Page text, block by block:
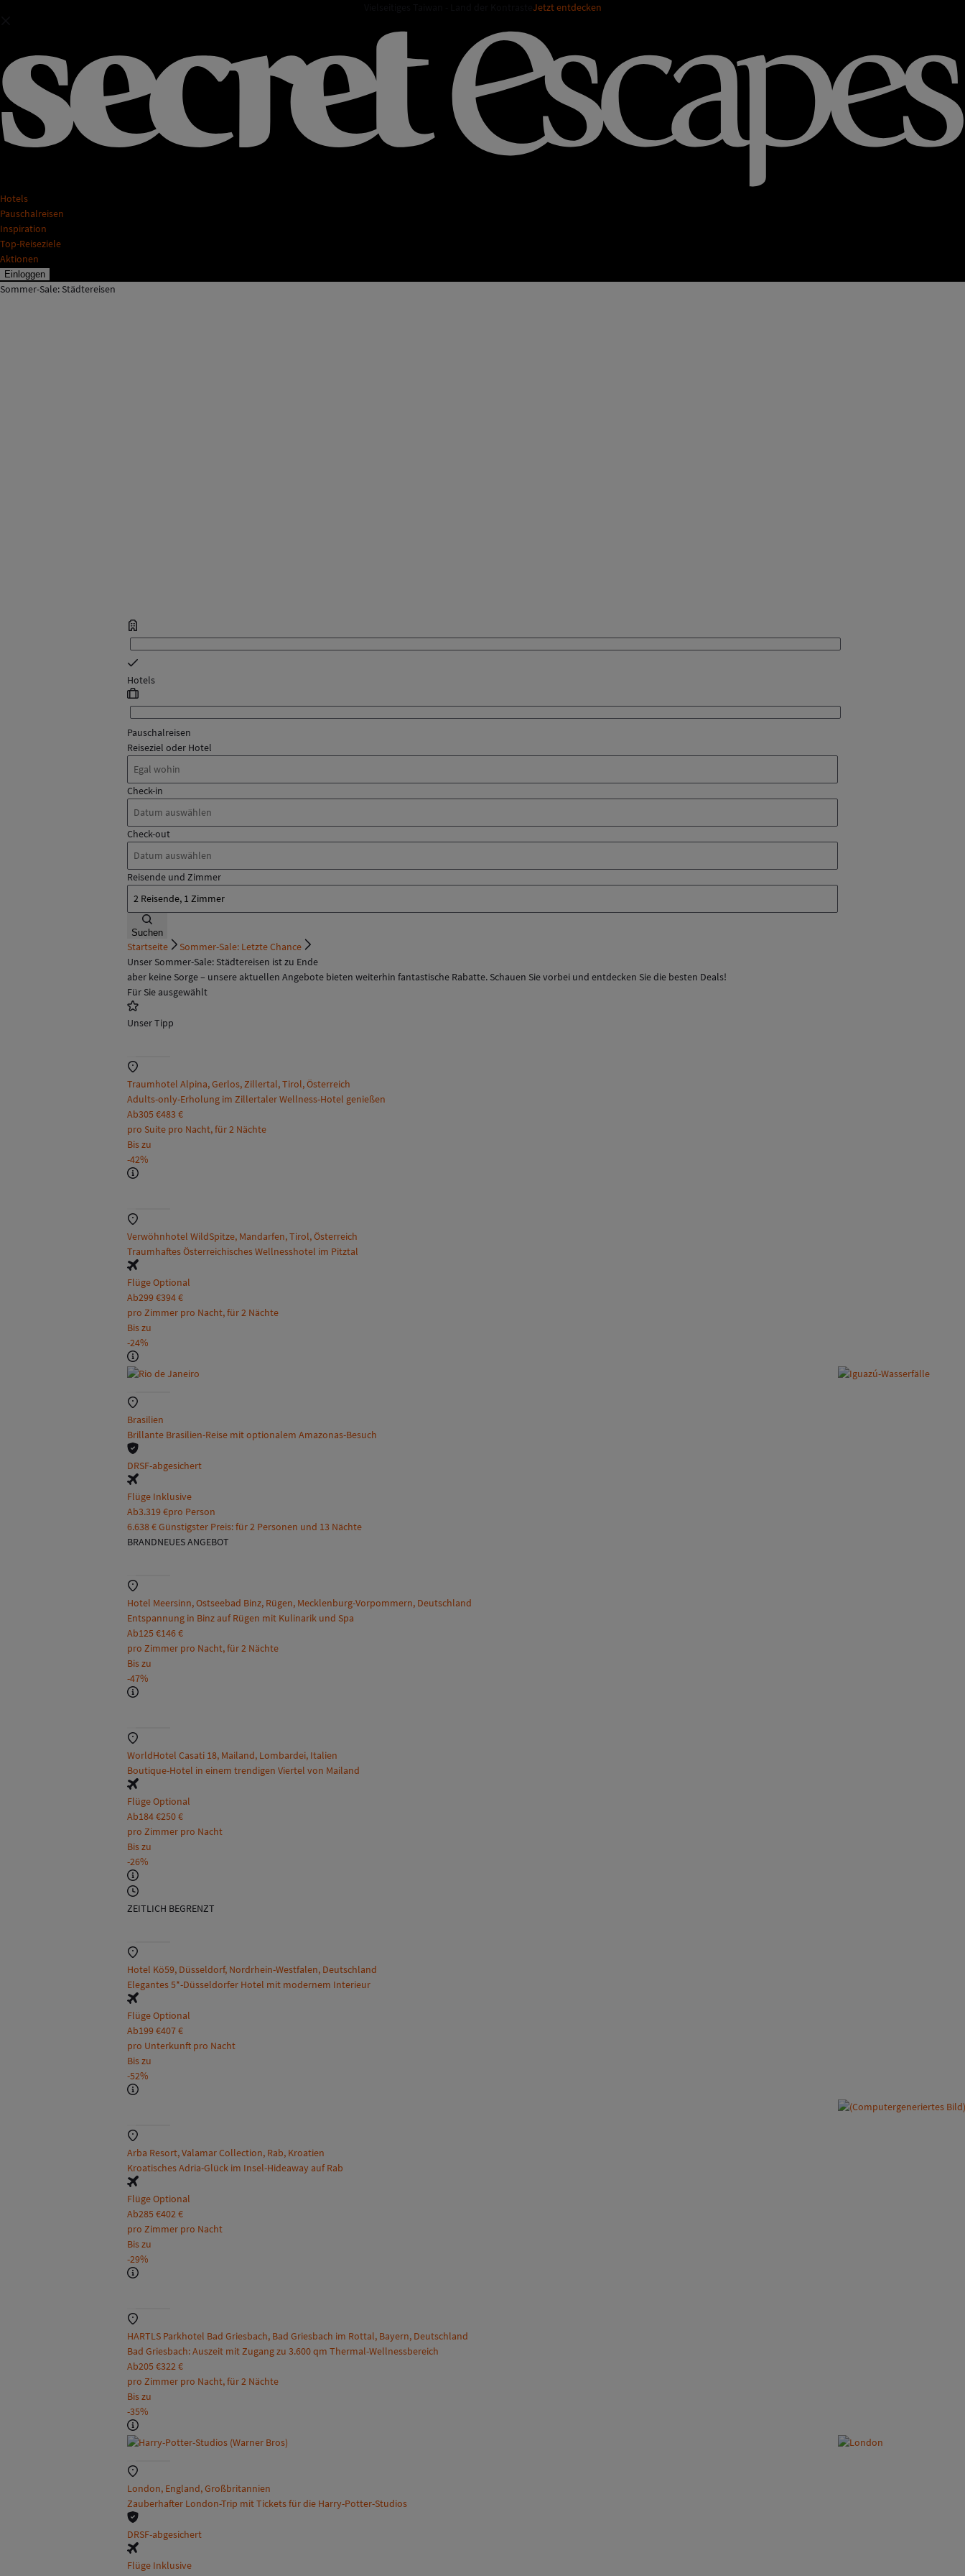
Jetzt entdecken
Hotels
Pauschalreisen
Inspiration
Top-Reiseziele
Aktionen
Einloggen
Sommer-Sale: Städtereisen
Hotels
Pauschalreisen
Reiseziel oder Hotel
Check-in
Check-out
Reisende und Zimmer
Suchen
Startseite
Sommer-Sale: Letzte Chance
Unser Sommer-Sale: Städtereisen ist zu Ende
aber keine Sorge – unsere aktuellen Angebote bieten weiterhin fantastische Rabatte. Schauen Sie vorbei und entdecken Sie die besten Deals!
Für Sie ausgewählt
Unser Tipp
Traumhotel Alpina, Gerlos, Zillertal, Tirol, Österreich
Adults-only-Erholung im Zillertaler Wellness-Hotel genießen
Ab305 €483 €
pro Suite pro Nacht, für 2 Nächte
Bis zu
-42%
Verwöhnhotel WildSpitze, Mandarfen, Tirol, Österreich
Traumhaftes Österreichisches Wellnesshotel im Pitztal
Flüge Optional
Ab299 €394 €
pro Zimmer pro Nacht, für 2 Nächte
Bis zu
-24%
Brasilien
Brillante Brasilien-Reise mit optionalem Amazonas-Besuch
DRSF-abgesichert
Flüge Inklusive
Ab3.319 €pro Person
6.638 € Günstigster Preis: für 2 Personen und 13 Nächte
BRANDNEUES ANGEBOT
Hotel Meersinn, Ostseebad Binz, Rügen, Mecklenburg-Vorpommern, Deutschland
Entspannung in Binz auf Rügen mit Kulinarik und Spa
Ab125 €146 €
pro Zimmer pro Nacht, für 2 Nächte
Bis zu
-47%
WorldHotel Casati 18, Mailand, Lombardei, Italien
Boutique-Hotel in einem trendigen Viertel von Mailand
Flüge Optional
Ab184 €250 €
pro Zimmer pro Nacht
Bis zu
-26%
ZEITLICH BEGRENZT
Hotel Kö59, Düsseldorf, Nordrhein-Westfalen, Deutschland
Elegantes 5*-Düsseldorfer Hotel mit modernem Interieur
Flüge Optional
Ab199 €407 €
pro Unterkunft pro Nacht
Bis zu
-52%
Arba Resort, Valamar Collection, Rab, Kroatien
Kroatisches Adria-Glück im Insel-Hideaway auf Rab
Flüge Optional
Ab285 €402 €
pro Zimmer pro Nacht
Bis zu
-29%
HARTLS Parkhotel Bad Griesbach, Bad Griesbach im Rottal, Bayern, Deutschland
Bad Griesbach: Auszeit mit Zugang zu 3.600 qm Thermal-Wellnessbereich
Ab205 €322 €
pro Zimmer pro Nacht, für 2 Nächte
Bis zu
-35%
London, England, Großbritannien
Zauberhafter London-Trip mit Tickets für die Harry-Potter-Studios
DRSF-abgesichert
Flüge Inklusive